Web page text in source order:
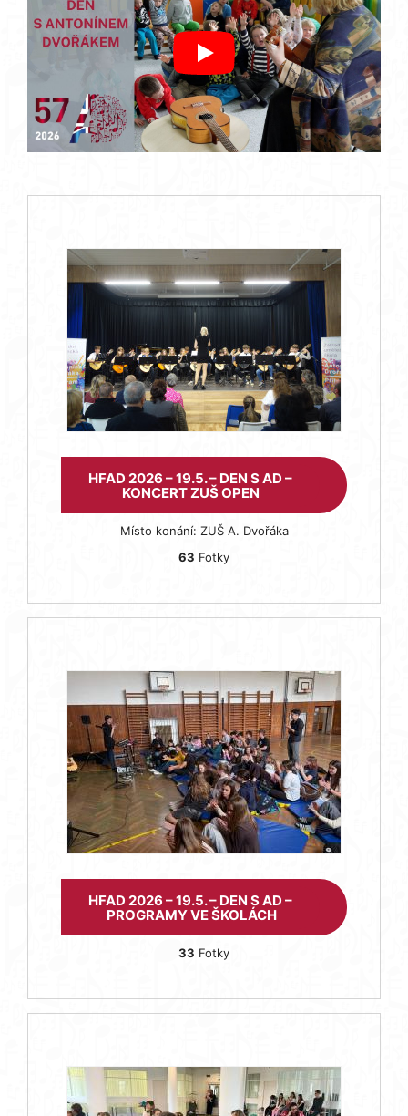
HFAD 2026 – 19.5. – DEN S AD –
KONCERT ZUŠ OPEN
Místo konání: ZUŠ A. Dvořáka
63 Fotky
HFAD 2026 – 19.5. – DEN S AD –
PROGRAMY VE ŠKOLÁCH
33 Fotky